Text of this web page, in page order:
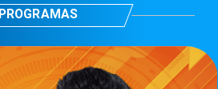
PROGRAMAS